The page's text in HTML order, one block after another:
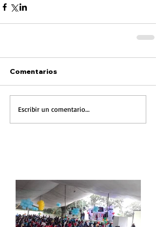
Comentarios
Escribir un comentario...